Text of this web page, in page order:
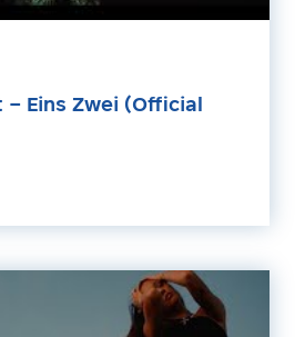
– Eins Zwei (Official